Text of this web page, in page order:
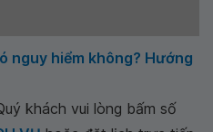
nguy hiểm không? Hướng
khách vui lòng bấm số